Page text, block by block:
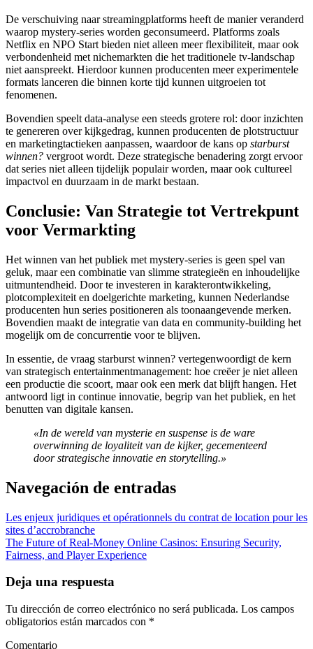
De verschuiving naar streamingplatforms heeft de manier veranderd
waarop mystery-series worden geconsumeerd. Platforms zoals
Netflix en NPO Start bieden niet alleen meer flexibiliteit, maar ook
verbondenheid met nichemarkten die het traditionele tv-landschap
niet aanspreekt. Hierdoor kunnen producenten meer experimentele
formats lanceren die binnen korte tijd kunnen uitgroeien tot
fenomenen.
Bovendien speelt data-analyse een steeds grotere rol: door inzichten
te genereren over kijkgedrag, kunnen producenten de plotstructuur
en marketingtactieken aanpassen, waardoor de kans op starburst
winnen? vergroot wordt. Deze strategische benadering zorgt ervoor
dat series niet alleen tijdelijk populair worden, maar ook cultureel
impactvol en duurzaam in de markt bestaan.
Conclusie: Van Strategie tot Vertrekpunt
voor Vermarkting
Het winnen van het publiek met mystery-series is geen spel van
geluk, maar een combinatie van slimme strategieën en inhoudelijke
uitmuntendheid. Door te investeren in karakterontwikkeling,
plotcomplexiteit en doelgerichte marketing, kunnen Nederlandse
producenten hun series positioneren als toonaangevende merken.
Bovendien maakt de integratie van data en community-building het
mogelijk om de concurrentie voor te blijven.
In essentie, de vraag starburst winnen? vertegenwoordigt de kern
van strategisch entertainmentmanagement: hoe creëer je niet alleen
een productie die scoort, maar ook een merk dat blijft hangen. Het
antwoord ligt in continue innovatie, begrip van het publiek, en het
benutten van digitale kansen.
«In de wereld van mysterie en suspense is de ware
overwinning de loyaliteit van de kijker, gecementeerd
door strategische innovatie en storytelling.»
Navegación de entradas
Les enjeux juridiques et opérationnels du contrat de location pour les
sites d’accrobranche
The Future of Real-Money Online Casinos: Ensuring Security,
Fairness, and Player Experience
Deja una respuesta
Tu dirección de correo electrónico no será publicada. Los campos
obligatorios están marcados con *
Comentario